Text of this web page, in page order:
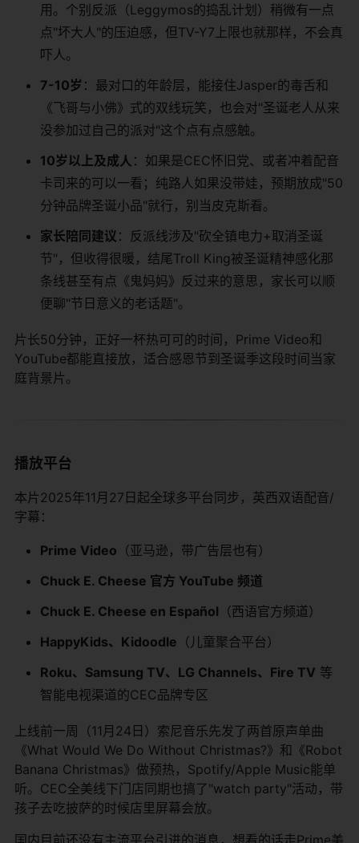
用。个别反派（Leggymos的捣乱计划）稍微有一点
点"坏大人"的压迫感，但TV-Y7上限也就那样，不会真
吓人。
7-10岁 ：最对口的年龄层，能接住Jasper的毒舌和
《飞哥与小佛》式的双线玩笑，也会对"圣诞老人从来
没参加过自己的派对"这个点有点感触。
10岁以上及成人 ：如果是CEC怀旧党、或者冲着配音
卡司来的可以一看；纯路人如果没带娃，预期放成"50
分钟品牌圣诞小品"就行，别当皮克斯看。
家长陪同建议 ：反派线涉及"砍全镇电力+取消圣诞
节"，但收得很暖，结尾Troll King被圣诞精神感化那
条线甚至有点《鬼妈妈》反过来的意思，家长可以顺
便聊"节日意义的老话题"。
片长50分钟，正好一杯热可可的时间，Prime Video和
YouTube都能直接放，适合感恩节到圣诞季这段时间当家
庭背景片。
播放平台
本片2025年11月27日起全球多平台同步，英西双语配音/
字幕：
Prime Video （亚马逊，带广告层也有）
Chuck E. Cheese 官方 YouTube 频道
Chuck E. Cheese en Español （西语官方频道）
HappyKids、Kidoodle （儿童聚合平台）
Roku、Samsung TV、LG Channels、Fire TV ​ 等
智能电视渠道的CEC品牌专区
上线前一周（11月24日）索尼音乐先发了两首原声单曲
《What Would We Do Without Christmas?》和《Robot
Banana Christmas》做预热，Spotify/Apple Music能单
听。CEC全美线下门店同期也搞了"watch party"活动，带
孩子去吃披萨的时候店里屏幕会放。